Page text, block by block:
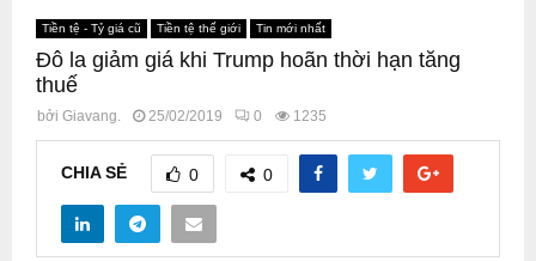
Tiền tệ - Tỷ giá cũ Tiền tệ thế giới Tin mới nhất
Đô la giảm giá khi Trump hoãn thời hạn tăng
thuế
bởi Giavang. 25/02/2019 0 1235
CHIA SẺ 0 0